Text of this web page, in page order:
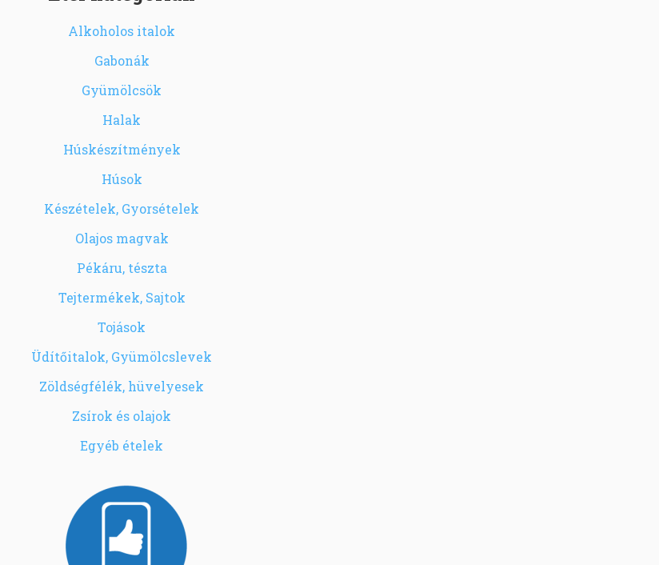
Alkoholos italok
Gabonák
Gyümölcsök
Halak
Húskészítmények
Húsok
Készételek, Gyorsételek
Olajos magvak
Pékáru, tészta
Tejtermékek, Sajtok
Tojások
Üdítőitalok, Gyümölcslevek
Zöldségfélék, hüvelyesek
Zsírok és olajok
Egyéb ételek